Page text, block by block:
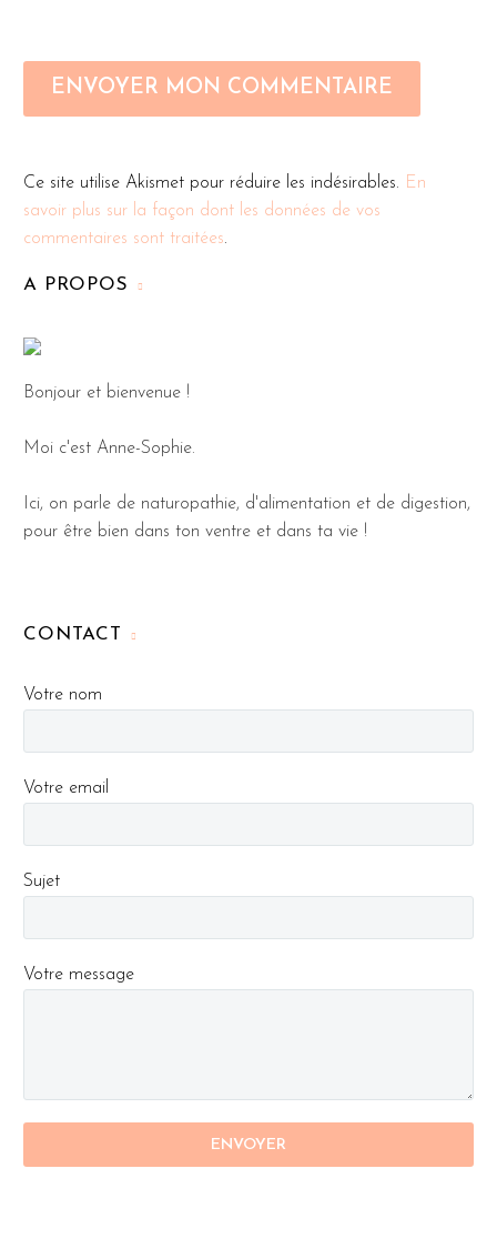
ENVOYER MON COMMENTAIRE
Ce site utilise Akismet pour réduire les indésirables. En
savoir plus sur la façon dont les données de vos
commentaires sont traitées.
A PROPOS
Bonjour et bienvenue !
Moi c'est Anne-Sophie.
Ici, on parle de naturopathie, d'alimentation et de digestion,
pour être bien dans ton ventre et dans ta vie !
CONTACT
Votre nom
Votre email
Sujet
Votre message